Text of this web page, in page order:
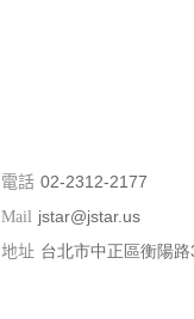
電話 02-2312-2177
Mail jstar@jstar.us
地址 台北市中正區衡陽